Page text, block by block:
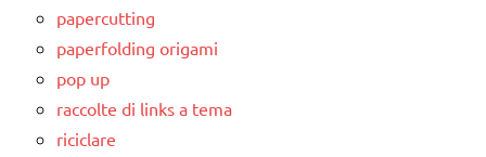
papercutting
paperfolding origami
pop up
raccolte di links a tema
riciclare